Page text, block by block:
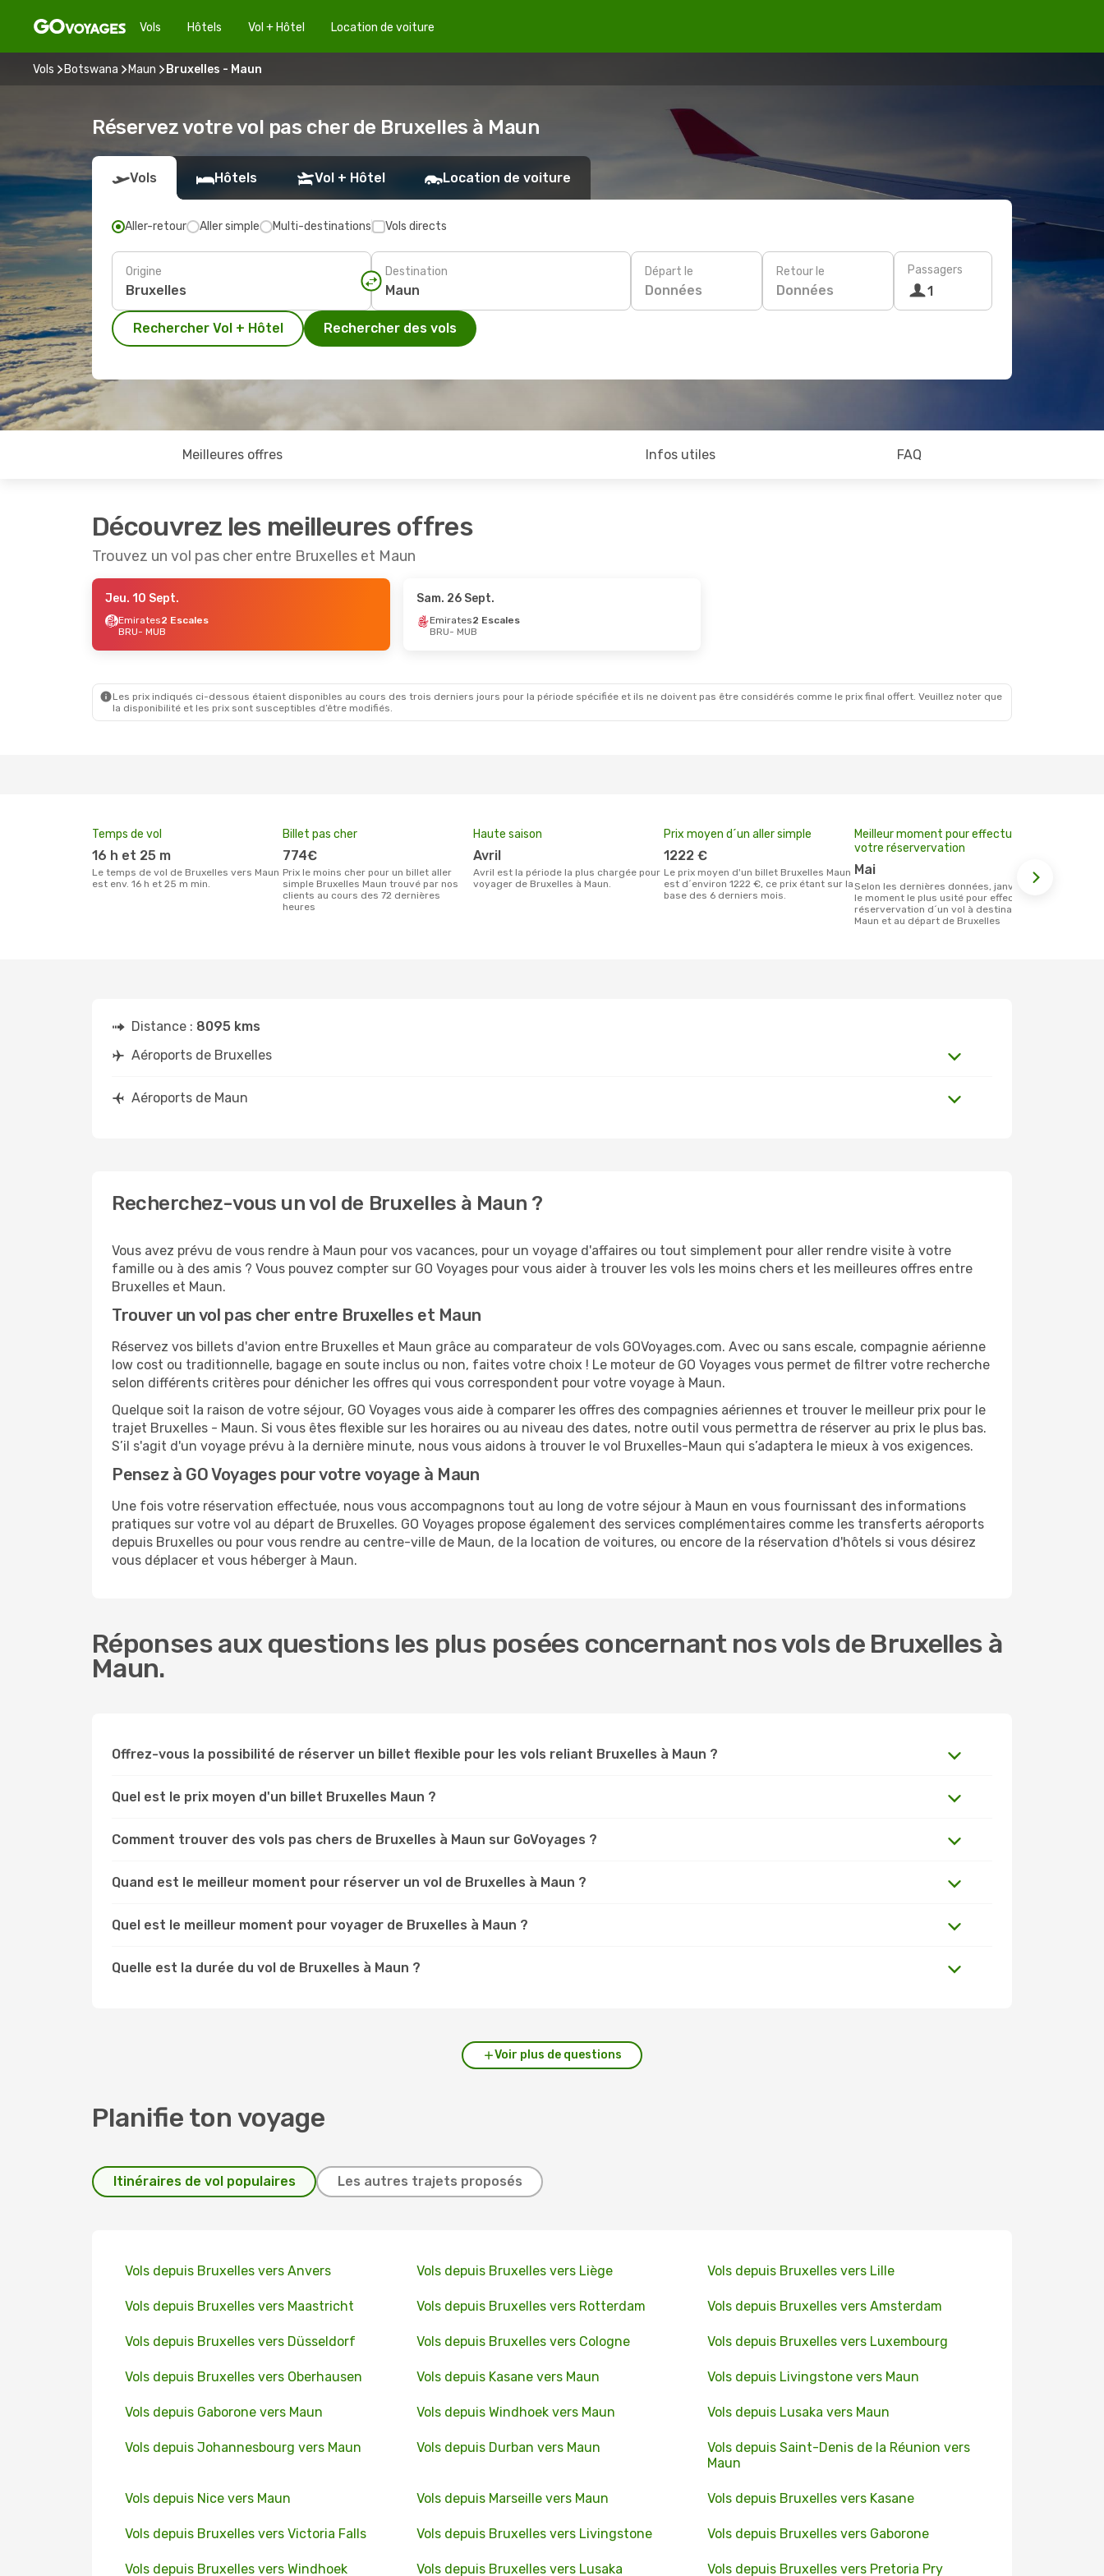
Vols Hôtels Vol + Hôtel Location de voiture
Vols Botswana Maun Bruxelles - Maun
Réservez votre vol pas cher de Bruxelles à Maun
Vols Hôtels Vol + Hôtel Location de voiture
Aller-retour Aller simple Multi-destinations Vols directs
Origine Destination Départ le
Données
Retour le
Données
Passagers
1
Rechercher Vol + Hôtel Rechercher des vols
Meilleures offres Infos utiles FAQ
Découvrez les meilleures offres
Trouvez un vol pas cher entre Bruxelles et Maun
Jeu. 10 Sept.
Emirates2 Escales
BRU- MUB
Sam. 26 Sept.
Emirates2 Escales
BRU- MUB
Les prix indiqués ci-dessous étaient disponibles au cours des trois derniers jours pour la période spécifiée et ils ne doivent pas être considérés comme le prix final offert. Veuillez noter que
la disponibilité et les prix sont susceptibles d’être modifiés.
Temps de vol
16 h et 25 m
Le temps de vol de Bruxelles vers Maun
est env. 16 h et 25 m min.
Billet pas cher
774€
Prix le moins cher pour un billet aller
simple Bruxelles Maun trouvé par nos
clients au cours des 72 dernières
heures
Haute saison
avril
avril est la période la plus chargée pour
voyager de Bruxelles à Maun.
Prix moyen d´un aller simple
1222 €
Le prix moyen d'un billet Bruxelles Maun
est d´environ 1222 €, ce prix étant sur la
base des 6 derniers mois.
Meilleur moment pour effectuer
votre réservervation
mai
Selon les dernières données, janvier est
le moment le plus usité pour effectuer la
réservervation d´un vol à destination de
Maun et au départ de Bruxelles
Distance : 8095 kms
Aéroports de Bruxelles
Aéroports de Maun
Recherchez-vous un vol de Bruxelles à Maun ?
Vous avez prévu de vous rendre à Maun pour vos vacances, pour un voyage d'affaires ou tout simplement pour aller rendre visite à votre
famille ou à des amis ? Vous pouvez compter sur GO Voyages pour vous aider à trouver les vols les moins chers et les meilleures offres entre
Bruxelles et Maun.
Trouver un vol pas cher entre Bruxelles et Maun
Réservez vos billets d'avion entre Bruxelles et Maun grâce au comparateur de vols GOVoyages.com. Avec ou sans escale, compagnie aérienne
low cost ou traditionnelle, bagage en soute inclus ou non, faites votre choix ! Le moteur de GO Voyages vous permet de filtrer votre recherche
selon différents critères pour dénicher les offres qui vous correspondent pour votre voyage à Maun.
Quelque soit la raison de votre séjour, GO Voyages vous aide à comparer les offres des compagnies aériennes et trouver le meilleur prix pour le
trajet Bruxelles - Maun. Si vous êtes flexible sur les horaires ou au niveau des dates, notre outil vous permettra de réserver au prix le plus bas.
S’il s'agit d'un voyage prévu à la dernière minute, nous vous aidons à trouver le vol Bruxelles-Maun qui s’adaptera le mieux à vos exigences.
Pensez à GO Voyages pour votre voyage à Maun
Une fois votre réservation effectuée, nous vous accompagnons tout au long de votre séjour à Maun en vous fournissant des informations
pratiques sur votre vol au départ de Bruxelles. GO Voyages propose également des services complémentaires comme les transferts aéroports
depuis Bruxelles ou pour vous rendre au centre-ville de Maun, de la location de voitures, ou encore de la réservation d'hôtels si vous désirez
vous déplacer et vous héberger à Maun.
Réponses aux questions les plus posées concernant nos vols de Bruxelles à
Maun.
Offrez-vous la possibilité de réserver un billet flexible pour les vols reliant Bruxelles à Maun ?
Quel est le prix moyen d'un billet Bruxelles Maun ?
Comment trouver des vols pas chers de Bruxelles à Maun sur GoVoyages ?
Quand est le meilleur moment pour réserver un vol de Bruxelles à Maun ?
Quel est le meilleur moment pour voyager de Bruxelles à Maun ?
Quelle est la durée du vol de Bruxelles à Maun ?
Voir plus de questions
Planifie ton voyage
Itinéraires de vol populaires Les autres trajets proposés
Vols depuis Bruxelles vers Anvers Vols depuis Bruxelles vers Liège Vols depuis Bruxelles vers Lille
Vols depuis Bruxelles vers Maastricht Vols depuis Bruxelles vers Rotterdam Vols depuis Bruxelles vers Amsterdam
Vols depuis Bruxelles vers Düsseldorf Vols depuis Bruxelles vers Cologne Vols depuis Bruxelles vers Luxembourg
Vols depuis Bruxelles vers Oberhausen Vols depuis Kasane vers Maun Vols depuis Livingstone vers Maun
Vols depuis Gaborone vers Maun Vols depuis Windhoek vers Maun Vols depuis Lusaka vers Maun
Vols depuis Johannesbourg vers Maun Vols depuis Durban vers Maun
Vols depuis Saint-Denis de la Réunion vers
Maun
Vols depuis Nice vers Maun Vols depuis Marseille vers Maun Vols depuis Bruxelles vers Kasane
Vols depuis Bruxelles vers Victoria Falls Vols depuis Bruxelles vers Livingstone Vols depuis Bruxelles vers Gaborone
Vols depuis Bruxelles vers Windhoek Vols depuis Bruxelles vers Lusaka Vols depuis Bruxelles vers Pretoria Pry